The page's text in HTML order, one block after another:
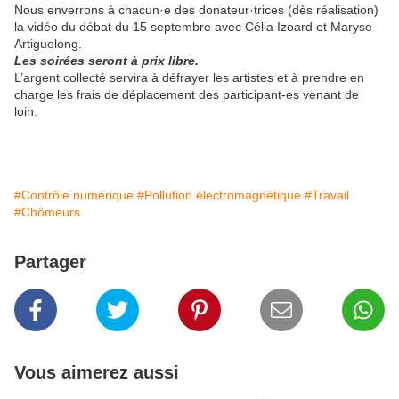
Nous enverrons à chacun·e des donateur·trices (dès réalisation)
la vidéo du débat du 15 septembre avec Célia Izoard et Maryse
Artiguelong.
Les soirées seront à prix libre.
L’argent collecté servira à défrayer les artistes et à prendre en
charge les frais de déplacement des participant-es venant de
loin.
#Contrôle numérique #Pollution électromagnétique #Travail
#Chômeurs
Partager
Vous aimerez aussi